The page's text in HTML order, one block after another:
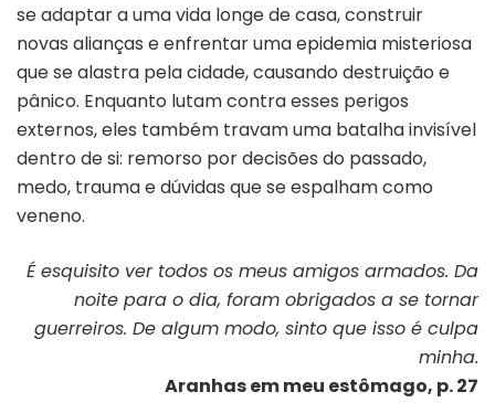
se adaptar a uma vida longe de casa, construir
novas alianças e enfrentar uma epidemia misteriosa
que se alastra pela cidade, causando destruição e
pânico. Enquanto lutam contra esses perigos
externos, eles também travam uma batalha invisível
dentro de si: remorso por decisões do passado,
medo, trauma e dúvidas que se espalham como
veneno.
É esquisito ver todos os meus amigos armados. Da
noite para o dia, foram obrigados a se tornar
guerreiros. De algum modo, sinto que isso é culpa
minha.
Aranhas em meu estômago, p. 27